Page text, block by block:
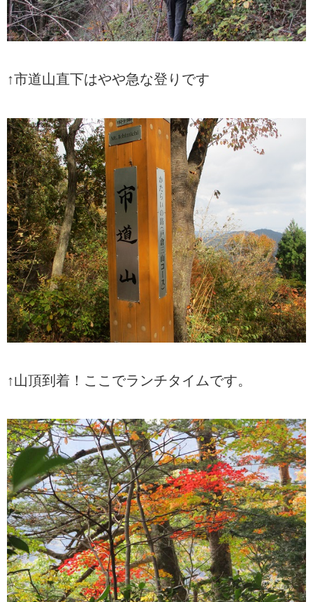
↑市道山直下はやや急な登りです
↑山頂到着！ここでランチタイムです。